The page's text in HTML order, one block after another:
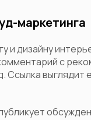
маркетинга
и дизайну
с
Ссылка